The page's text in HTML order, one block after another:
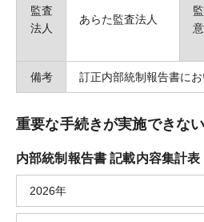
内部統制報告書 記載内容集計表
2026年
監査
法人
あらた監査法人
備考 訂正内部統制報告書にお
重要な手続きが実施できな